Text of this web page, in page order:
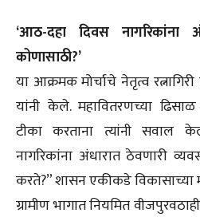
‘आठ-दहा दिवस नागरिकांना
कोणासाठी?’
या आक्रमक मोर्चाचे नेतृत्व
यांनी केले. महावितरणच्या
टीका करताना त्यांनी सवाल
नागरिकांना अंधारात ठेवणारी
करते?” शासन एकीकडे विकासाच्या
ग्रामीण भागात नियमित